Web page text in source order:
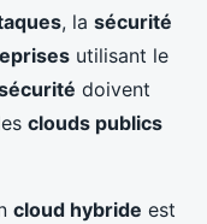
, la sécurité
utilisant le
doivent
clouds publics
cloud hybride est